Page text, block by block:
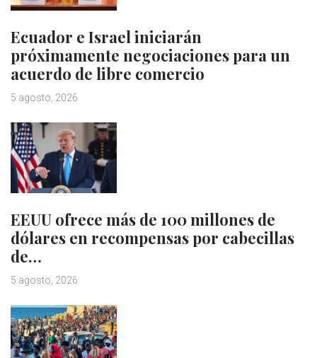
Ecuador e Israel iniciarán
próximamente negociaciones para un
acuerdo de libre comercio
5 agosto, 2026
EEUU ofrece más de 100 millones de
dólares en recompensas por cabecillas
de…
5 agosto, 2026